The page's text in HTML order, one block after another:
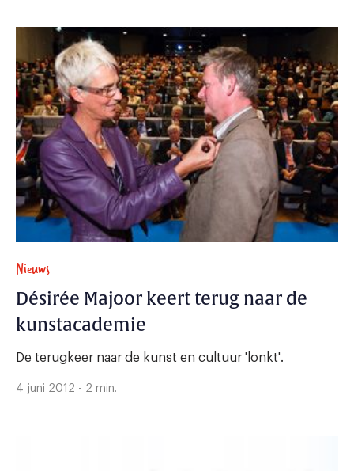
Nieuws
Désirée Majoor keert terug naar de
kunstacademie
De terugkeer naar de kunst en cultuur 'lonkt'.
4 juni 2012 - 2 min.